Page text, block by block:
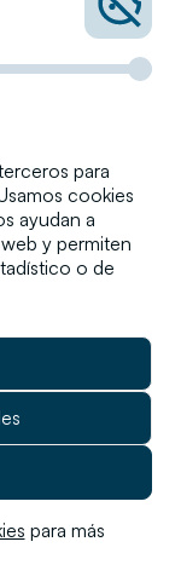
para
cookies
ayudan a
y permiten
o de
para más
S.A. Todos
221